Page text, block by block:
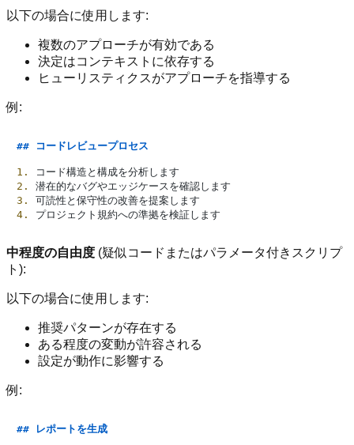
以下の場合に使用します:
複数のアプローチが有効である
決定はコンテキストに依存する
ヒューリスティクスがアプローチを指導する
例:
## コードレビュープロセス
1.
2.
3.
4.
中程度の自由度 (疑似コードまたはパラメータ付きスクリプ
ト):
以下の場合に使用します:
推奨パターンが存在する
ある程度の変動が許容される
設定が動作に影響する
例:
## レポートを生成